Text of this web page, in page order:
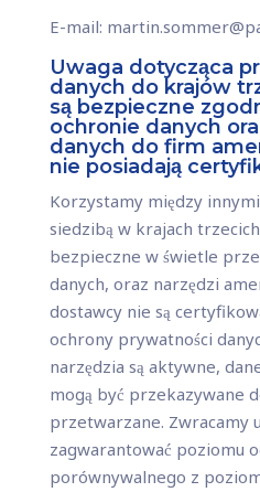
E-mail:
Uwaga dotycząca
danych do krajów
są bezpieczne
ochronie danych
danych do firm
nie posiadają
Korzystamy między
siedzibą w krajach
bezpieczne w świetle
danych, oraz narzędzi
dostawcy nie są
ochrony prywatności
narzędzia są aktywne,
mogą być przekazywane
przetwarzane. Zwracamy
zagwarantować poziomu
porównywalnego z